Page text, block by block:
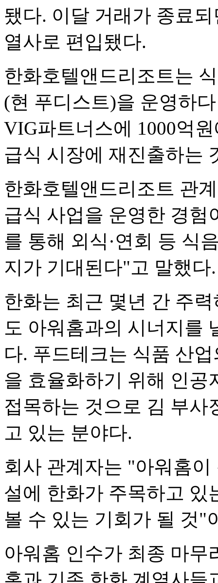
됐다. 이달 거래가 종료
열사로 편입됐다.
한화호텔앤드리조트는
(현 푸디스트)을 운영하
VIG파트너스에 1000억
급식 시장에 재진출하는
한화호텔앤드리조트 관
급식 사업을 운영한 경험
를 통해 외식·연회 등 식
지가 기대된다"고 말했다.
한화는 최근 몇년 간 주
도 아워홈과의 시너지를
다. 푸드테크는 식품 산
을 효율화하기 위해 인
접목하는 것으로 김 부사
고 있는 분야다.
회사 관계자는 "아워홈
설에 한화가 주목하고 있
볼 수 있는 기회가 될 것"
아워홈 인수가 최종 마